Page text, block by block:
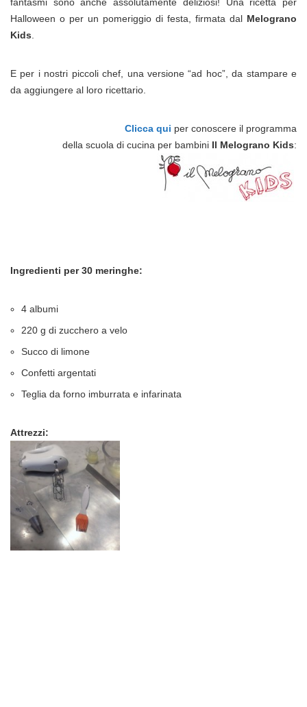
fantasmi sono anche assolutamente deliziosi! Una ricetta per
Halloween o per un pomeriggio di festa, firmata dal Melograno
Kids.
E per i nostri piccoli chef, una versione “ad hoc”, da stampare e
da aggiungere al loro ricettario.
Clicca qui per conoscere il programma
della scuola di cucina per bambini Il Melograno Kids:
Ingredienti per 30 meringhe:
4 albumi
220 g di zucchero a velo
Succo di limone
Confetti argentati
Teglia da forno imburrata e infarinata
Attrezzi: